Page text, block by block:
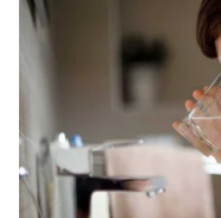
বারবার স্ক্রল করে
করছেন। আর
স্মার্টফোন সামনে
অধিবেশন শুরুর
DOWNLOAD APP